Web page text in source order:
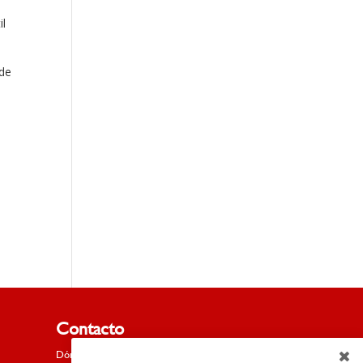
Contacto
Dónde estamos